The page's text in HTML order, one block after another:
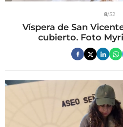
8/52
Víspera de San
cubierto. Foto